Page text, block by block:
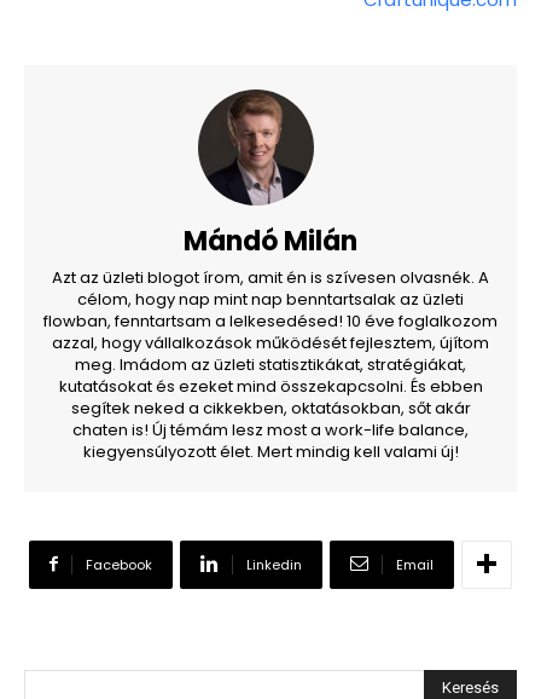
Mándó Milán
Azt az üzleti blogot írom, amit én is szívesen olvasnék. A
célom, hogy nap mint nap benntartsalak az üzleti
flowban, fenntartsam a lelkesedésed! 10 éve foglalkozom
azzal, hogy vállalkozások működését fejlesztem, újítom
meg. Imádom az üzleti statisztikákat, stratégiákat,
kutatásokat és ezeket mind összekapcsolni. És ebben
segítek neked a cikkekben, oktatásokban, sőt akár
chaten is! Új témám lesz most a work-life balance,
kiegyensúlyozott élet. Mert mindig kell valami új!
Facebook Linkedin Email
Keresés